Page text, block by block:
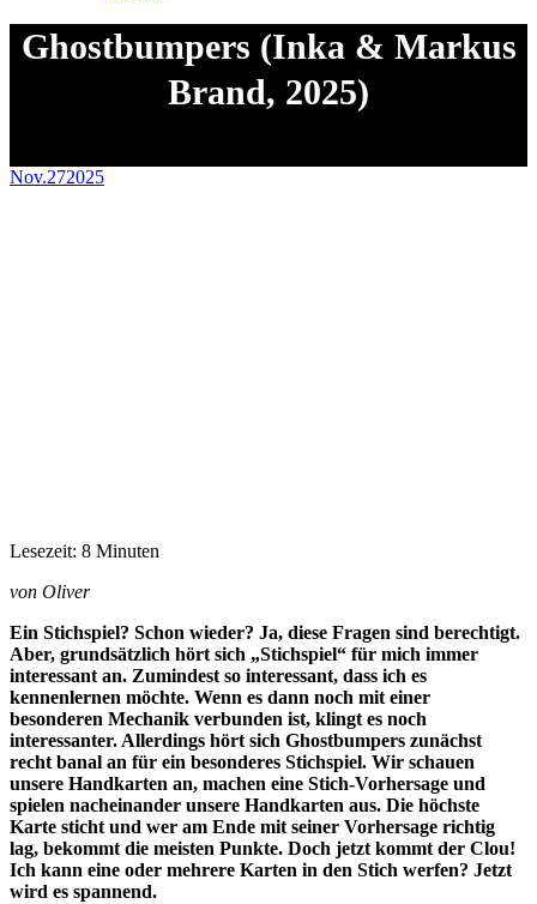
Ghostbumpers (Inka & Markus
Brand, 2025)
Nov.272025
Lesezeit: 8 Minuten
von Oliver
Ein Stichspiel? Schon wieder? Ja, diese Fragen sind berechtigt.
Aber, grundsätzlich hört sich „Stichspiel“ für mich immer
interessant an. Zumindest so interessant, dass ich es
kennenlernen möchte. Wenn es dann noch mit einer
besonderen Mechanik verbunden ist, klingt es noch
interessanter. Allerdings hört sich Ghostbumpers zunächst
recht banal an für ein besonderes Stichspiel. Wir schauen
unsere Handkarten an, machen eine Stich-Vorhersage und
spielen nacheinander unsere Handkarten aus. Die höchste
Karte sticht und wer am Ende mit seiner Vorhersage richtig
lag, bekommt die meisten Punkte. Doch jetzt kommt der Clou!
Ich kann eine oder mehrere Karten in den Stich werfen? Jetzt
wird es spannend.